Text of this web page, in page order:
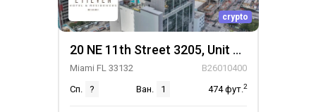
crypto
20 NE 11th Street 3205, Unit 3205
Miami FL 33132
B26010400
Сп.
? Ван. 1 474фут.2